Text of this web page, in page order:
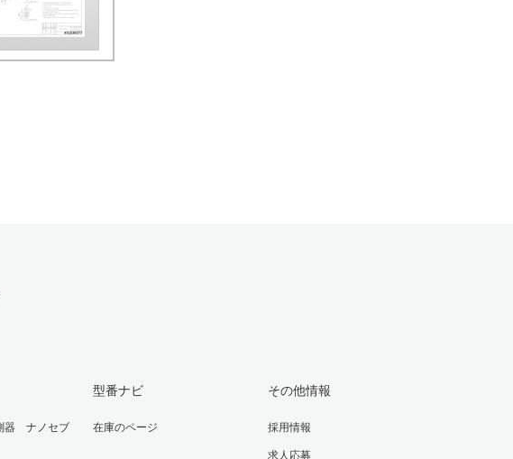
器 ナノセブ
型番ナビ
在庫のページ
その他情報
採用情報
求人応募